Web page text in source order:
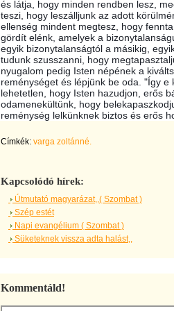
és látja, hogy minden rendben lesz,
teszi, hogy leszálljunk az adott
ellenség mindent megtesz, hogy
gördít elénk, amelyek a
egyik bizonytalanságtól a másikig,
tudunk szusszanni, hogy
nyugalom pedig Isten népének a
reménységet és lépjünk be oda. "Így
lehetetlen, hogy Isten hazudjon, erős
odamenekültünk, hogy
reménység lelkünknek biztos és erős
Címkék: varga zoltánné.
Kapcsolódó hírek:
Útmutató magyarázat,,( Szombat )
Szép estét
Napi evangélium ( Szombat )
Süketeknek vissza adta halást,,
Kommentáld!